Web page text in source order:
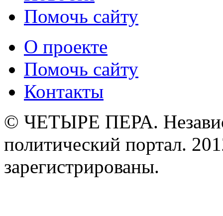
Помочь сайту
О проекте
Помочь сайту
Контакты
© ЧЕТЫРЕ ПЕРА.
политический портал.
зарегистрированы.